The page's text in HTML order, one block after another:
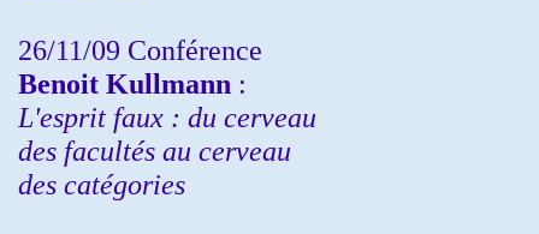
26/11/09 Conférence
Benoit Kullmann :
L'esprit faux : du cerveau
des facultés au cerveau
des catégories